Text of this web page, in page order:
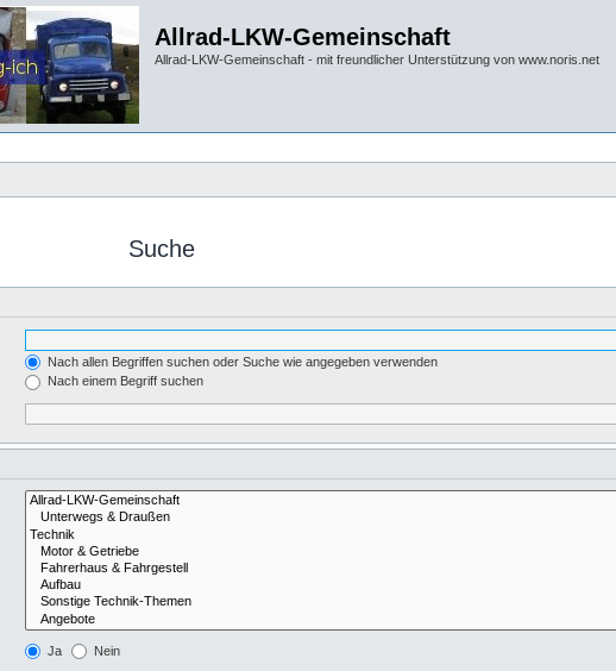
Allrad-LKW-Gemeinschaft
Allrad-LKW-Gemeinschaft - mit freundlicher Unterstützung von www.noris.net
Suche
Nach allen Begriffen suchen oder Suche wie angegeben verwenden
Nach einem Begriff suchen
Ja Nein